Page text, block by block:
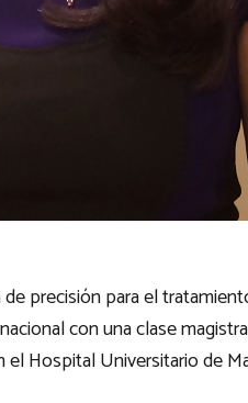
precisión para el
con una clase
Hospital Universitario de